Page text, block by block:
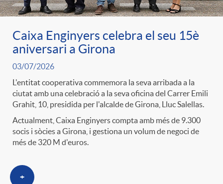
Caixa Enginyers celebra el seu 15è
aniversari a Girona
03/07/2026
L'entitat cooperativa commemora la seva arribada a la
ciutat amb una celebració a la seva oficina del Carrer Emili
Grahit, 10, presidida per l'alcalde de Girona, Lluc Salellas.
Actualment, Caixa Enginyers compta amb més de 9.300
socis i sòcies a Girona, i gestiona un volum de negoci de
més de 320 M d'euros.
+